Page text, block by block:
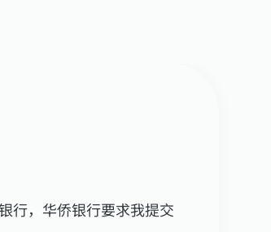
行，华侨银行要求我提交